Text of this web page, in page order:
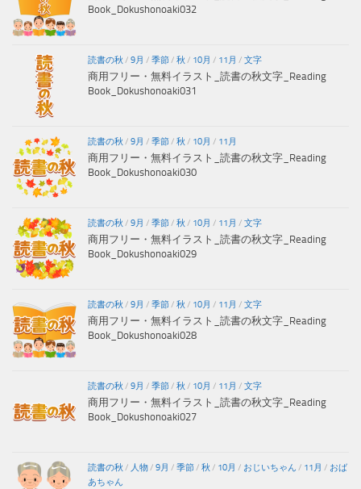
Book_Dokushonoaki032
読書の秋 / 9月 / 季節/ 秋 / 10月 / 11月 / 文字
商用フリー・無料イラスト_読書の秋文字_Reading
Book_Dokushonoaki031
読書の秋 / 9月 / 季節/ 秋 / 10月 / 11月
商用フリー・無料イラスト_読書の秋文字_Reading
Book_Dokushonoaki030
読書の秋 / 9月 / 季節/ 秋 / 10月 / 11月 / 文字
商用フリー・無料イラスト_読書の秋文字_Reading
Book_Dokushonoaki029
読書の秋 / 9月 / 季節/ 秋 / 10月 / 11月 / 文字
商用フリー・無料イラスト_読書の秋文字_Reading
Book_Dokushonoaki028
読書の秋 / 9月 / 季節/ 秋 / 10月 / 11月 / 文字
商用フリー・無料イラスト_読書の秋文字_Reading
Book_Dokushonoaki027
読書の秋 / 人物/ 9月 / 季節/ 秋 / 10月 / おじいちゃん / 11月 / おば
あちゃん